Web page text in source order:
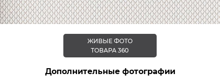
ЖИВЫЕ ФОТО
ТОВАРА 360
Дополнительные фотографии